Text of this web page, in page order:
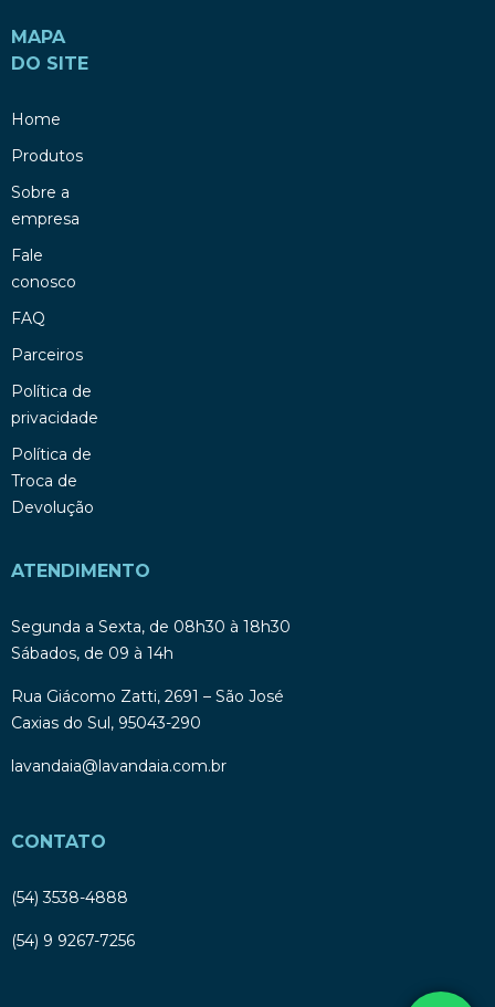
MAPA
DO SITE
Home
Produtos
Sobre a
empresa
Fale
conosco
FAQ
Parceiros
Política de
privacidade
Política de
Troca de
Devolução
ATENDIMENTO
Segunda a Sexta, de 08h30 à 18h30
Sábados, de 09 à 14h
Rua Giácomo Zatti, 2691 – São José
Caxias do Sul, 95043-290
lavandaia@lavandaia.com.br
CONTATO
(54) 3538-4888
(54) 9 9267-7256